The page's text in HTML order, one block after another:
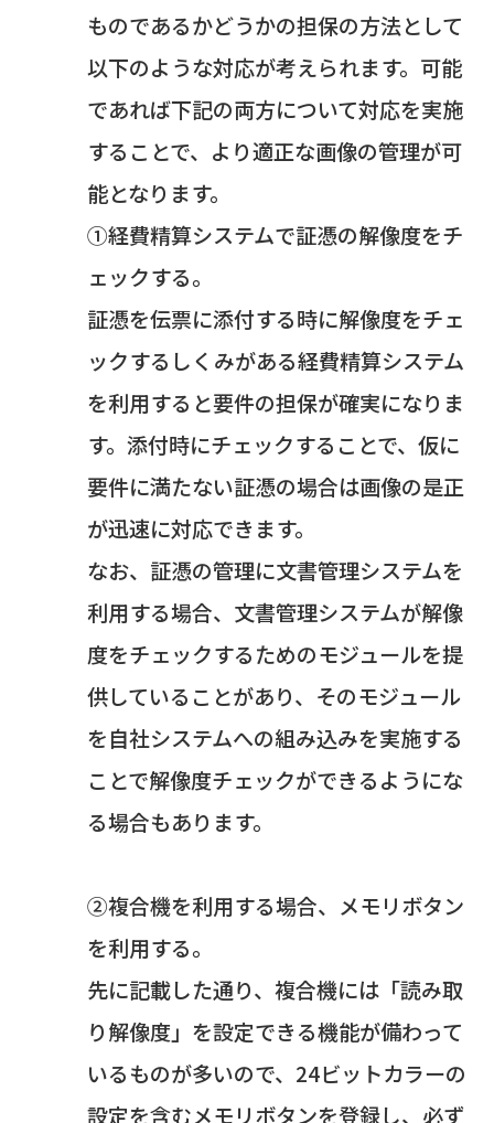
ものであるかどうかの担保の方法として
以下のような対応が考えられます。可能
であれば下記の両方について対応を実施
することで、より適正な画像の管理が可
能となります。
①経費精算システムで証憑の解像度をチ
ェックする。
証憑を伝票に添付する時に解像度をチェ
ックするしくみがある経費精算システム
を利用すると要件の担保が確実になりま
す。添付時にチェックすることで、仮に
要件に満たない証憑の場合は画像の是正
が迅速に対応できます。
なお、証憑の管理に文書管理システムを
利用する場合、文書管理システムが解像
度をチェックするためのモジュールを提
供していることがあり、そのモジュール
を自社システムへの組み込みを実施する
ことで解像度チェックができるようにな
る場合もあります。
②複合機を利用する場合、メモリボタン
を利用する。
先に記載した通り、複合機には「読み取
り解像度」を設定できる機能が備わって
いるものが多いので、24ビットカラーの
設定を含むメモリボタンを登録し、必ず